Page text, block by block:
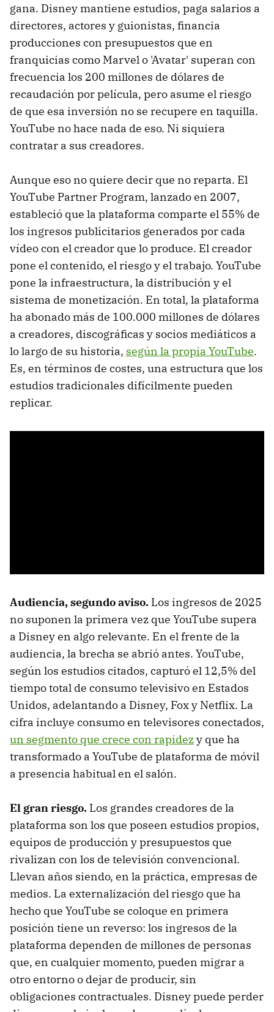
gana. Disney mantiene estudios, paga salarios a
directores, actores y guionistas, financia
producciones con presupuestos que en
franquicias como Marvel o 'Avatar' superan con
frecuencia los 200 millones de dólares de
recaudación por película, pero asume el riesgo
de que esa inversión no se recupere en taquilla.
YouTube no hace nada de eso. Ni siquiera
contratar a sus creadores.
Aunque eso no quiere decir que no reparta. El
YouTube Partner Program, lanzado en 2007,
estableció que la plataforma comparte el 55% de
los ingresos publicitarios generados por cada
vídeo con el creador que lo produce. El creador
pone el contenido, el riesgo y el trabajo. YouTube
pone la infraestructura, la distribución y el
sistema de monetización. En total, la plataforma
ha abonado más de 100.000 millones de dólares
a creadores, discográficas y socios mediáticos a
lo largo de su historia, según la propia YouTube.
Es, en términos de costes, una estructura que los
estudios tradicionales difícilmente pueden
replicar.
Audiencia, segundo aviso. Los ingresos de 2025
no suponen la primera vez que YouTube supera
a Disney en algo relevante. En el frente de la
audiencia, la brecha se abrió antes. YouTube,
según los estudios citados, capturó el 12,5% del
tiempo total de consumo televisivo en Estados
Unidos, adelantando a Disney, Fox y Netflix. La
cifra incluye consumo en televisores conectados,
un segmento que crece con rapidezy que ha
transformado a YouTube de plataforma de móvil
a presencia habitual en el salón.
El gran riesgo. Los grandes creadores de la
plataforma son los que poseen estudios propios,
equipos de producción y presupuestos que
rivalizan con los de televisión convencional.
Llevan años siendo, en la práctica, empresas de
medios. La externalización del riesgo que ha
hecho que YouTube se coloque en primera
posición tiene un reverso: los ingresos de la
plataforma dependen de millones de personas
que, en cualquier momento, pueden migrar a
otro entorno o dejar de producir, sin
obligaciones contractuales. Disney puede perder